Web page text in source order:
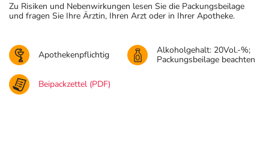
Zu Risiken und Nebenwirkungen lesen Sie die Packungsbeilage
und fragen Sie Ihre Ärztin, Ihren Arzt oder in Ihrer Apotheke.
Apothekenpflichtig
Alkoholgehalt: 20Vol.-%;
Packungsbeilage beachten
Beipackzettel (PDF)